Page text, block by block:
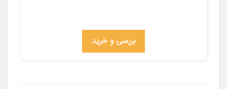
بررسی و خرید